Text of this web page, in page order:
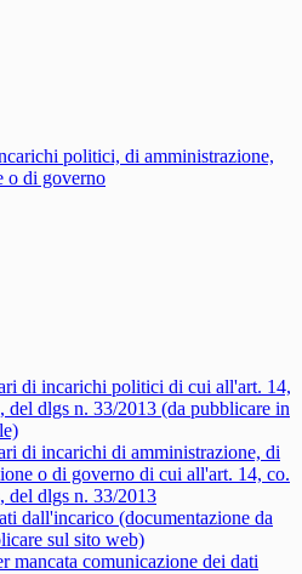
politici, di amministrazione,
o di governo
di incarichi politici di cui all'art. 14,
del dlgs n. 33/2013 (da pubblicare in
di incarichi di amministrazione, di
o di governo di cui all'art. 14, co.
del dlgs n. 33/2013
dall'incarico (documentazione da
sul sito web)
mancata comunicazione dei dati